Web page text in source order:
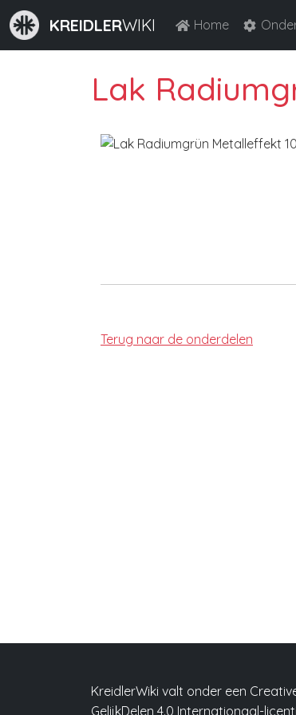
KREIDLERWIKI Home
Lak
Terug naar de onderdelen
KreidlerWiki valt onder een
GelijkDelen 4.0 Internationaal-